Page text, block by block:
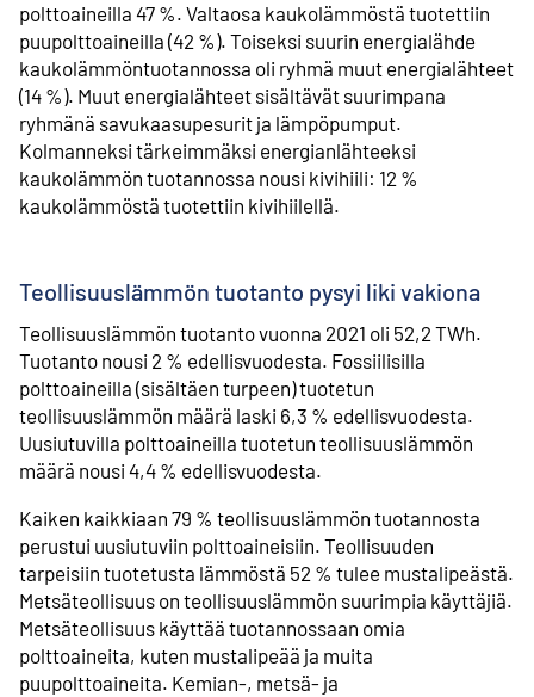
polttoaineilla 47 %. Valtaosa kaukolämmöstä tuotettiin
puupolttoaineilla (42 %). Toiseksi suurin energialähde
kaukolämmöntuotannossa oli ryhmä muut energialähteet
(14 %). Muut energialähteet sisältävät suurimpana
ryhmänä savukaasupesurit ja lämpöpumput.
Kolmanneksi tärkeimmäksi energianlähteeksi
kaukolämmön tuotannossa nousi kivihiili: 12 %
kaukolämmöstä tuotettiin kivihiilellä.
Teollisuuslämmön tuotanto pysyi liki vakiona
Teollisuuslämmön tuotanto vuonna 2021 oli 52,2 TWh.
Tuotanto nousi 2 % edellisvuodesta. Fossiilisilla
polttoaineilla (sisältäen turpeen) tuotetun
teollisuuslämmön määrä laski 6,3 % edellisvuodesta.
Uusiutuvilla polttoaineilla tuotetun teollisuuslämmön
määrä nousi 4,4 % edellisvuodesta.
Kaiken kaikkiaan 79 % teollisuuslämmön tuotannosta
perustui uusiutuviin polttoaineisiin. Teollisuuden
tarpeisiin tuotetusta lämmöstä 52 % tulee mustalipeästä.
Metsäteollisuus on teollisuuslämmön suurimpia käyttäjiä.
Metsäteollisuus käyttää tuotannossaan omia
polttoaineita, kuten mustalipeää ja muita
puupolttoaineita. Kemian-, metsä- ja